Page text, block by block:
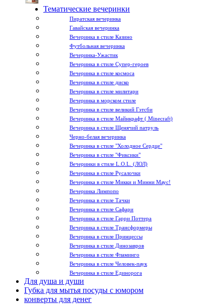
Тематические вечеринки
Пиратская вечеринка
Гавайская вечеринка
Вечеринка в стиле Казино
Футбольная вечеринка
Вечеринка-Ужастик
Вечеринка в стиле Супер-героев
Вечеринка в стиле космоса
Вечеринка в стиле диско
Вечеринка в стиле милитари
Вечеринка в морском стиле
Вечеринка в стиле великий Гэтсби
Вечеринка в стиле Майнкрафт ( Minecraft)
Вечеринка в стиле Щенячий патруль
Черно-белая вечеринка
Вечеринка в стиле "Холодное Сердце"
Вечеринка в стиле "Фиксики"
Вечеринки в стиле L.O.L. (ЛОЛ)
Вечеринка в стиле Русалочки
Вечеринка в стиле Микки и Минни Маус!
Вечеринка Лимпопо
Вечеринка в стиле Тачки
Вечеринка в стиле Сафари
Вечеринка в стиле Гарри Поттера
Вечеринка в стиле Трансформеры
Вечеринка в стиле Принцессы
Вечеринка в стиле Динозавров
Вечеринка в стиле Фламинго
Вечеринка в стиле Человек-паук
Вечеринка в стиле Единорога
Для душа и души
Губка для мытья посуды с юмором
конверты для денег